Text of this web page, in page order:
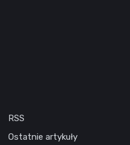
RSS
Ostatnie artykuły